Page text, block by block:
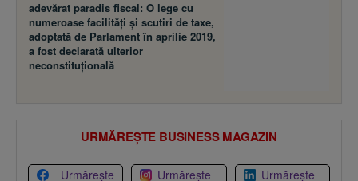
adevărat paradis fiscal: O lege cu
numeroase facilităţi şi scutiri de taxe,
adoptată de Parlament în aprilie 2019,
a fost declarată ulterior
neconstituţională
URMĂREȘTE BUSINESS MAGAZIN
Urmărește Urmărește Urmărește